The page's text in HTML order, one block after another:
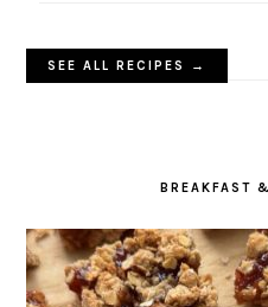
SEE ALL RECIPES →
BREAKFAST